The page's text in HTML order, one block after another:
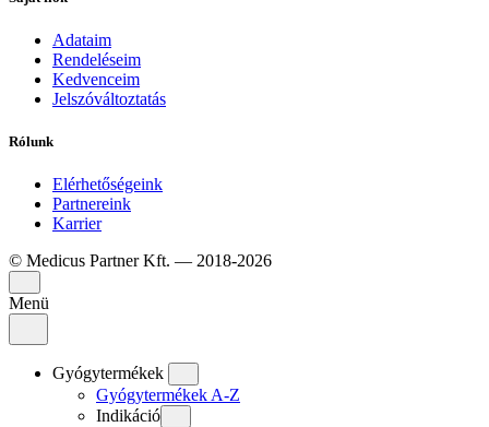
Adataim
Rendeléseim
Kedvenceim
Jelszóváltoztatás
Rólunk
Elérhetőségeink
Partnereink
Karrier
© Medicus Partner Kft. — 2018-2026
Menü
Gyógytermékek
Gyógytermékek A-Z
Indikáció